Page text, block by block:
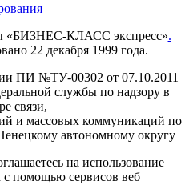
«БИЗНЕС-КЛАСС экспресс».
22 декабря 1999 года.
ПИ №ТУ-00302 от 07.10.2011
службы по надзору в
связи,
и массовых коммуникаций по
автономному округу
на использование
помощью сервисов веб